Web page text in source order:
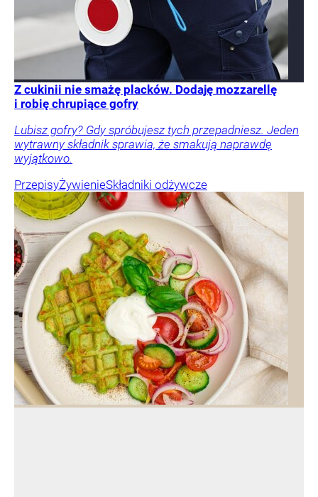
Z cukinii nie smażę placków. Dodaję mozzarellę
i robię chrupiące gofry
Lubisz gofry? Gdy spróbujesz tych przepadniesz. Jeden
wytrawny składnik sprawia, że smakują naprawdę
wyjątkowo.
PrzepisyŻywienieSkładniki odżywcze